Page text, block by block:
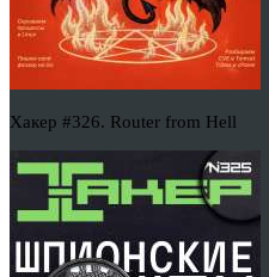
Хакер #326. Router from Hell